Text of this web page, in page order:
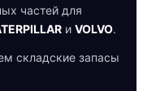
частей для
и VOLVO.
складские запасы